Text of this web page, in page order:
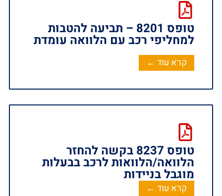
טופס 8201 – תביעה להטבות
למחליפי רכב עם הלוואה עומדת ‏
קרא עוד ←
טופס 8237 בקשה להחזר
הלוואה/הלוואות לרכב בבעלות
מוגבל בניידות ‏‏
קרא עוד ←